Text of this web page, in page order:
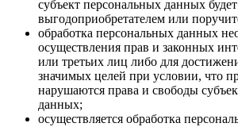
субъект персональных данных будет
выгодоприобретателем или
обработка персональных данных
осуществления прав и законных
или третьих лиц либо для
значимых целей при условии, что
нарушаются права и свободы
данных;
осуществляется обработка